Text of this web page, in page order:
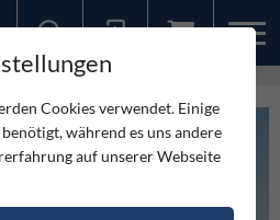
Weg zur Bergführer:in
Cookies verwendet. Einige
während es uns andere
auf unserer Webseite